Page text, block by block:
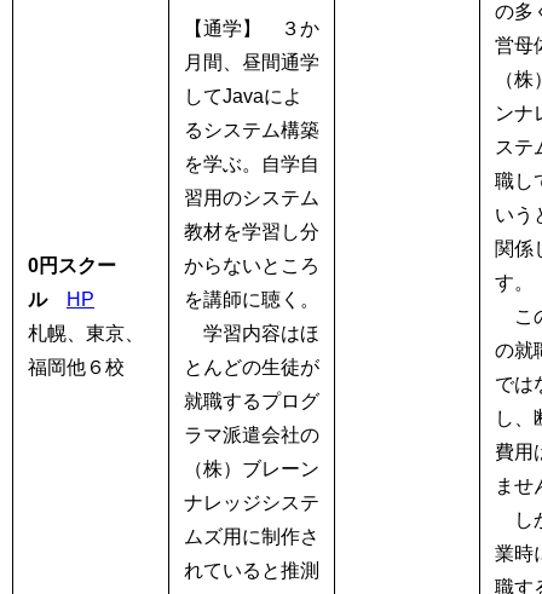
0円スクー
ル
HP
札幌、東京、
福岡他６校
【通学】
３か
月間、昼間通学
してJavaによ
るシステム構築
を学ぶ。自学自
習用のシステム
教材を学習し分
からないところ
を講師に聴く。
学習内容はほ
とんどの生徒が
就職するプログ
ラマ派遣会社の
（株）ブレーン
ナレッジシステ
ムズ用に制作さ
れていると推測
の多
営母
（
ンナ
ステ
職し
いう
関係
す。
こ
の就
では
し、
費用
ませ
し
業時
職す